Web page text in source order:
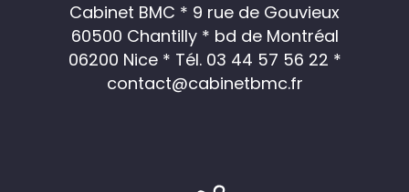
Cabinet BMC * 9 rue de Gouvieux
60500 Chantilly * bd de Montréal
06200 Nice * Tél. 03 44 57 56 22 *
contact@cabinetbmc.fr